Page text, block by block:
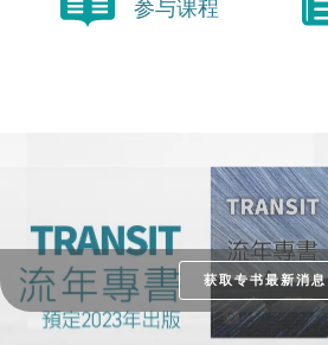
参与课程
获取专书最新消息